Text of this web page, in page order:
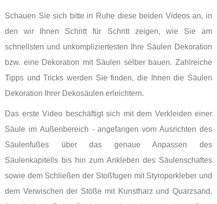
Schauen Sie sich bitte in Ruhe diese beiden Videos an, in
den wir Ihnen Schritt für Schritt zeigen, wie Sie am
schnellsten und unkompliziertesten Ihre Säulen Dekoration
bzw. eine Dekoration mit Säulen selber bauen. Zahlreiche
Tipps und Tricks werden Sie finden, die Ihnen die Säulen
Dekoration Ihrer Dekosäulen erleichtern.
Das erste Video beschäftigt sich mit dem Verkleiden einer
Säule im Außenbereich - angefangen vom Ausrichten des
Säulenfußes über das genaue Anpassen des
Säulenkapitells bis hin zum Ankleben des Säulenschaftes
sowie dem Schließen der Stoßfugen mit Styroporkleber und
dem Verwischen der Stöße mit Kunstharz und Quarzsand.